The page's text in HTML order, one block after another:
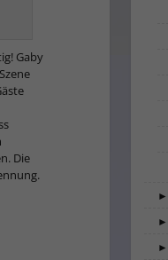
Gaby
Die
►
►
►